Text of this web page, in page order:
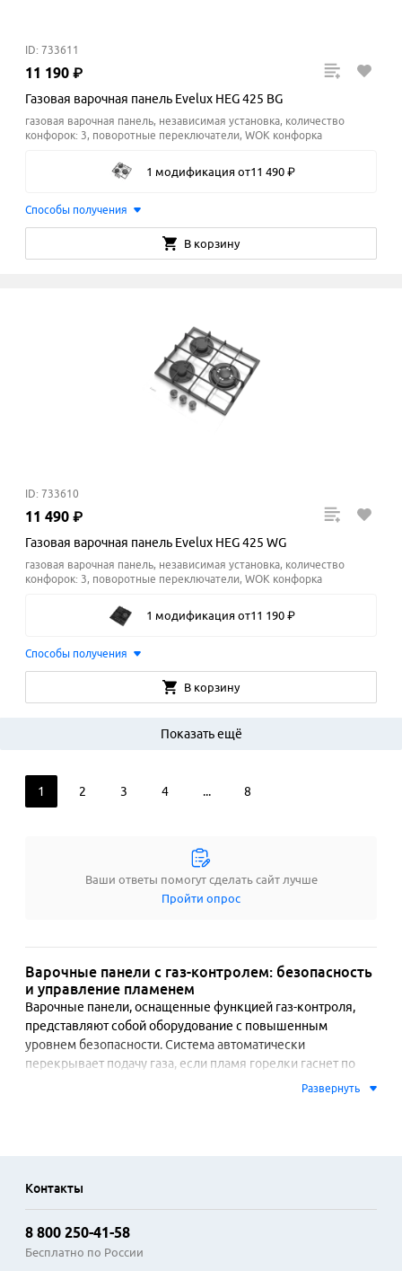
ID: 733611
11 190 ₽
Газовая варочная панель Evelux HEG 425 BG
газовая варочная панель, независимая установка, количество
конфорок: 3, поворотные переключатели, WOK конфорка
1 модификация от11 490 ₽
Способы получения
В корзину
ID: 733610
11 490 ₽
Газовая варочная панель Evelux HEG 425 WG
газовая варочная панель, независимая установка, количество
конфорок: 3, поворотные переключатели, WOK конфорка
1 модификация от11 190 ₽
Способы получения
В корзину
1 2 3 4 ... 8
Показать ещё
Ваши ответы помогут сделать сайт лучше
Пройти опрос
Варочные панели с газ-контролем: безопасность
и управление пламенем
Варочные панели, оснащенные функцией газ-контроля,
представляют собой оборудование с повышенным
уровнем безопасности. Система автоматически
перекрывает подачу газа, если пламя горелки гаснет по
причине сквозняка или выкипания жидкости. Это
Конструкция включает термодатчики, которые
непрерывно отслеживают наличие огня. При его
исчезновении электромагнитный клапан срабатывает в
течение нескольких секунд. Многие модели сочетают газ-
Развернуть
Контакты
8 800 250-41-58
Бесплатно по России